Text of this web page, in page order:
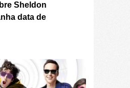
Sheldon
data de